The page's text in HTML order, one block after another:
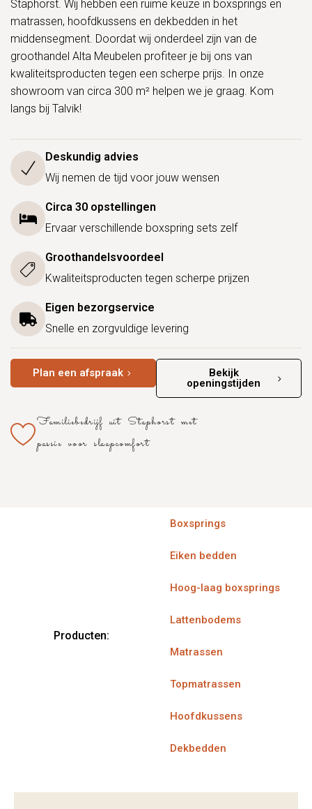
Staphorst. Wij hebben een ruime keuze in boxsprings en
matrassen, hoofdkussens en dekbedden in het
middensegment. Doordat wij onderdeel zijn van de
groothandel Alta Meubelen profiteer je bij ons van
kwaliteitsproducten tegen een scherpe prijs. In onze
showroom van circa 300 m² helpen we je graag. Kom
langs bij Talvik!
Deskundig advies
Wij nemen de tijd voor jouw wensen
Circa 30 opstellingen
Ervaar verschillende boxspring sets zelf
Groothandelsvoordeel
Kwaliteitsproducten tegen scherpe prijzen
Eigen bezorgservice
Snelle en zorgvuldige levering
Plan een afspraak
Bekijk
openingstijden
Familiebedrijf uit Staphorst met
passie voor slaapcomfort
Producten:
Boxsprings
Eiken bedden
Hoog-laag boxsprings
Lattenbodems
Matrassen
Topmatrassen
Hoofdkussens
Dekbedden